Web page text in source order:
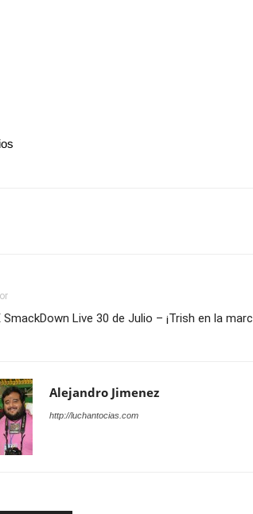
SmackDown Live 30 de Julio – ¡Trish en la
Alejandro Jimenez
http://luchantocias.com